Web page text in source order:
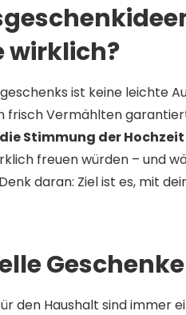
wirklich?
ist keine leichte
frisch Vermählten
die Stimmung der
freuen würden – und
daran: Ziel ist es, mit
den Haushalt sind immer